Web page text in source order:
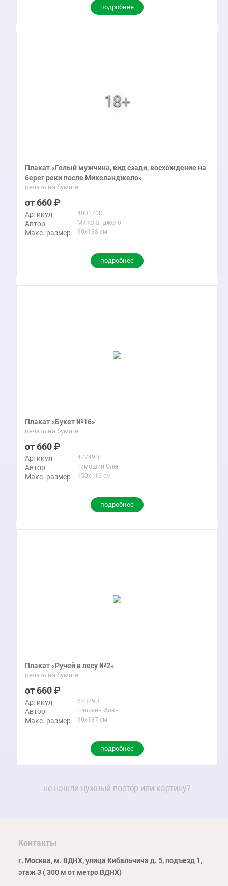
подробнее
Плакат «Голый мужчина, вид сзади, восхождение на
берег реки после Микеланджело»
печать на бумаге
660
Артикул 400170D
Автор Микеланджело
Макс. размер 90x138 см
подробнее
Плакат «Букет №16»
печать на бумаге
660
Артикул 47749D
Автор Тимошин Олег
Макс. размер 150x116 см
подробнее
Плакат «Ручей в лесу №2»
печать на бумаге
660
Артикул 64379D
Автор Шишкин Иван
Макс. размер 90x137 см
подробнее
не нашли нужный постер или картину?
Контакты
г. Москва, м. ВДНХ, улица Кибальчича д. 5, подъезд 1,
этаж 3 ( 300 м от метро ВДНХ)